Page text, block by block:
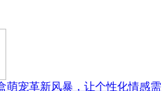
萌宠革新风暴，让个性化情感需